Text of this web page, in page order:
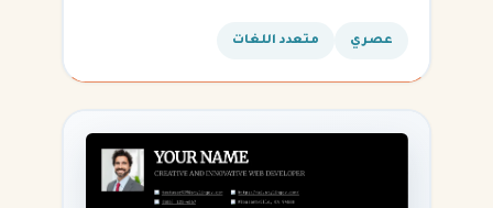
القادمة.
عصري متعدد اللغات